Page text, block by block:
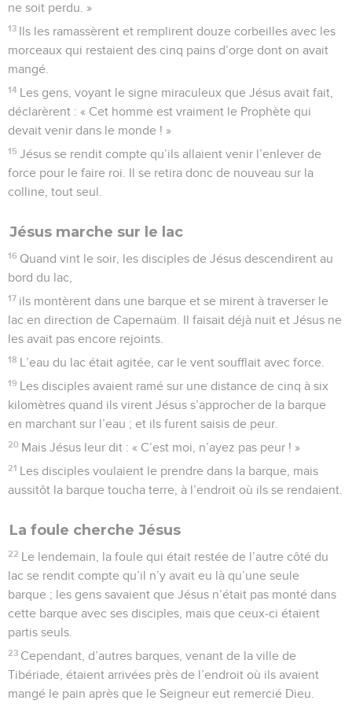
ne soit perdu. »
13 Ils les ramassèrent et remplirent douze corbeilles avec les
morceaux qui restaient des cinq pains d’orge dont on avait
mangé.
14 Les gens, voyant le signe miraculeux que Jésus avait fait,
déclarèrent : « Cet homme est vraiment le Prophète qui
devait venir dans le monde ! »
15 Jésus se rendit compte qu’ils allaient venir l’enlever de
force pour le faire roi. Il se retira donc de nouveau sur la
colline, tout seul.
Jésus marche sur le lac
16 Quand vint le soir, les disciples de Jésus descendirent au
bord du lac,
17 ils montèrent dans une barque et se mirent à traverser le
lac en direction de Capernaüm. Il faisait déjà nuit et Jésus ne
les avait pas encore rejoints.
18 L’eau du lac était agitée, car le vent soufflait avec force.
19 Les disciples avaient ramé sur une distance de cinq à six
kilomètres quand ils virent Jésus s’approcher de la barque
en marchant sur l’eau ; et ils furent saisis de peur.
20 Mais Jésus leur dit : « C’est moi, n’ayez pas peur ! »
21 Les disciples voulaient le prendre dans la barque, mais
aussitôt la barque toucha terre, à l’endroit où ils se rendaient.
La foule cherche Jésus
22 Le lendemain, la foule qui était restée de l’autre côté du
lac se rendit compte qu’il n’y avait eu là qu’une seule
barque ; les gens savaient que Jésus n’était pas monté dans
cette barque avec ses disciples, mais que ceux-ci étaient
partis seuls.
23 Cependant, d’autres barques, venant de la ville de
Tibériade, étaient arrivées près de l’endroit où ils avaient
mangé le pain après que le Seigneur eut remercié Dieu.